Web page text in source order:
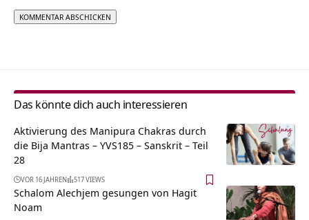
Das könnte dich auch interessieren
Aktivierung des Manipura Chakras durch
die Bija Mantras – YVS185 – Sanskrit – Teil
28
VOR 16 JAHREN 517 VIEWS
Schalom Alechjem gesungen von Hagit
Noam